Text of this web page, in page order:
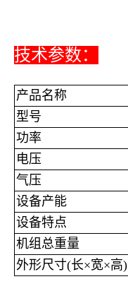
技术参数：
产品名称
型号
功率
电压
气压
设备产能
设备特点
机组总重量
外形尺寸(长×宽×高)